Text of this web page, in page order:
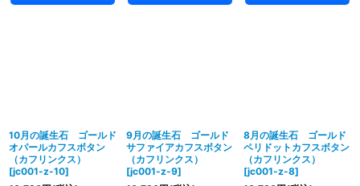
10月の誕生石 ゴールド
オパールカフスボタン
（カフリンクス）
[jc001-z-10]
9月の誕生石 ゴールド
サファイアカフスボタン
（カフリンクス）
[jc001-z-9]
8月の誕生石 ゴールド
ペリドットカフスボタン
（カフリンクス）
[jc001-z-8]